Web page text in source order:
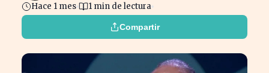
Hace 1 mes 1 min de lectura
Compartir